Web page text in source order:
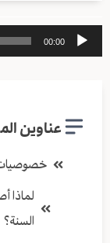
مشغل
الصوت
00:00
عناوين
خصوصيات
لماذا
السنة؟